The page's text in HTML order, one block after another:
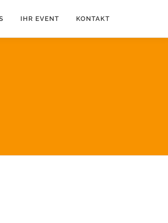
IHR EVENT KONTAKT